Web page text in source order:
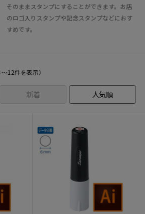
そのままスタンプにすることができます。お店
のロゴ入りスタンプや記念スタンプなどにおす
すめです。
12件を表示）
新着 人気順